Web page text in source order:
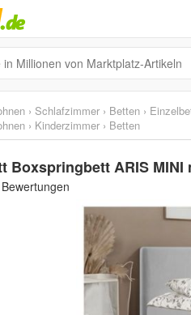
› Schlafzimmer › Betten ›
› Kinderzimmer › Betten
Boxspringbett ARIS
Bewertungen